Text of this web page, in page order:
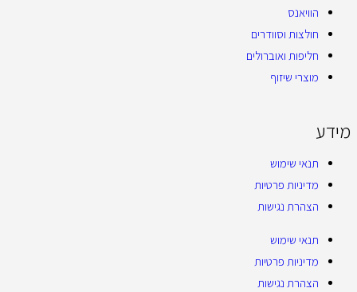
הוויאנס
חולצות וסוודרים
חליפות ואוברולים
מוצרי שיזוף
מידע
תנאי שימוש
מדיניות פרטיות
הצהרת נגישות
תנאי שימוש
מדיניות פרטיות
הצהרת נגישות